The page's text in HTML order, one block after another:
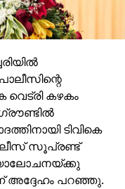
എന്നാൽ മുഖം
വൈസ്
കോളജിൽ
ഇതിൽ
പ്രശ്നം
പൊലീസ്
കഴകം
ഗ്രൗണ്ടിൽ
ടിവികെ
സൂപ്രണ്ട്
അദ്ദേഹം പറഞ്ഞു.